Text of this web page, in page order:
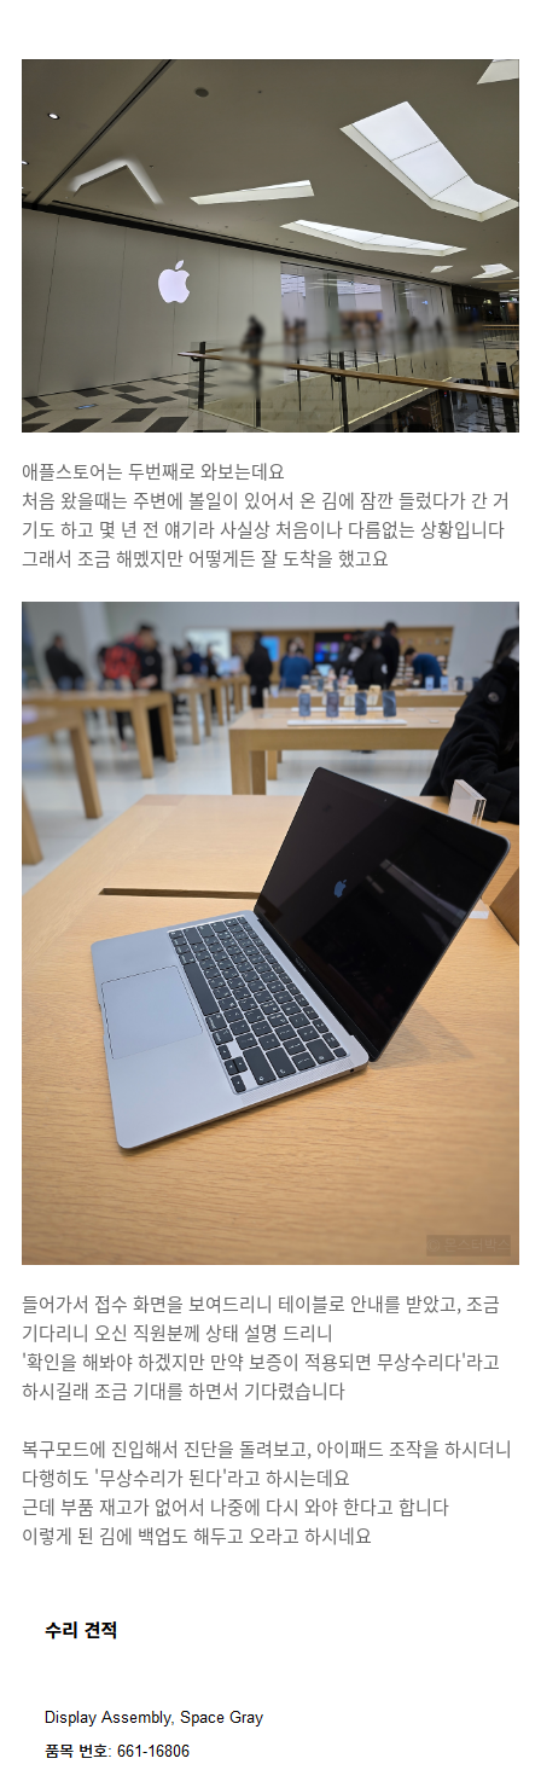
애플스토어는 두번째로 와보는데요
처음 왔을때는 주변에 볼일이 있어서 온 김에 잠깐 들렀다가 간 거
기도 하고 몇 년 전 얘기라 사실상 처음이나 다름없는 상황입니다
그래서 조금 해멨지만 어떻게든 잘 도착을 했고요
들어가서 접수 화면을 보여드리니 테이블로 안내를 받았고, 조금
기다리니 오신 직원분께 상태 설명 드리니
'확인을 해봐야 하겠지만 만약 보증이 적용되면 무상수리다'라고
하시길래 조금 기대를 하면서 기다렸습니다
복구모드에 진입해서 진단을 돌려보고, 아이패드 조작을 하시더니
다행히도 '무상수리가 된다'라고 하시는데요
근데 부품 재고가 없어서 나중에 다시 와야 한다고 합니다
이렇게 된 김에 백업도 해두고 오라고 하시네요